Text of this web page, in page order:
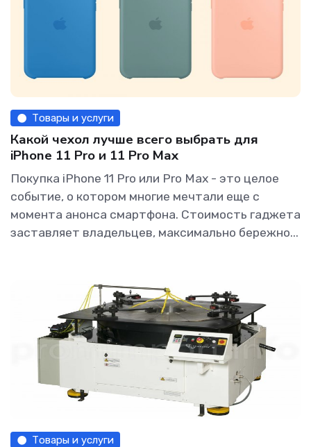
Товары и услуги
Какой чехол лучше всего выбрать для
iPhone 11 Pro и 11 Pro Max
Покупка iPhone 11 Pro или Pro Max - это целое
событие, о котором многие мечтали еще с
момента анонса смартфона. Стоимость гаджета
заставляет владельцев, максимально бережно...
Товары и услуги